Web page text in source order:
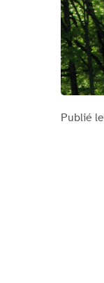
Publié le